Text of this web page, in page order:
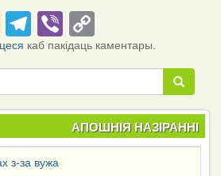
Telegram
ViberCopy
Link
каб пакідаць каментары.
Пошук
Пошук
АПОШНІЯ НАЗІРАННІ
з-за вужа